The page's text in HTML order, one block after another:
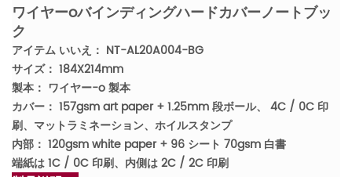
ワイヤーoバインディングハードカバーノートブッ
ク
アイテム いいえ： NT-AL20A004-BG
サイズ： 184X214mm
製本： ワイヤー-o 製本
カバー： 157gsm art paper + 1.25mm 段ボール、 4C / 0C 印
刷、マットラミネーション、ホイルスタンプ
内部： 120gsm white paper + 96 シート 70gsm 白書
端紙は 1C / 0C 印刷、内側は 2C / 2C 印刷